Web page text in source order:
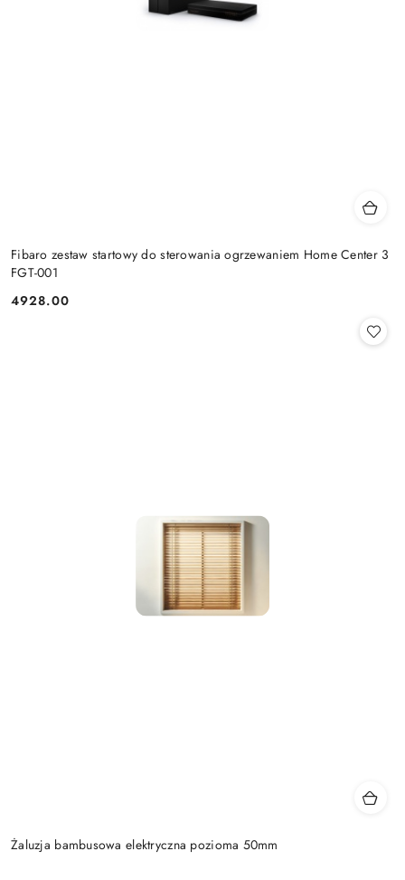
Fibaro zestaw startowy do sterowania ogrzewaniem Home Center 3
FGT-001
Cena:
4928.00
Żaluzja bambusowa elektryczna pozioma 50mm